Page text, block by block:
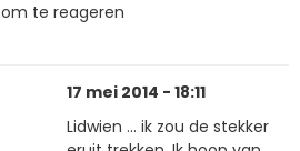
om te reageren
17 mei 2014 - 18:11
Lidwien ... ik zou de stekker